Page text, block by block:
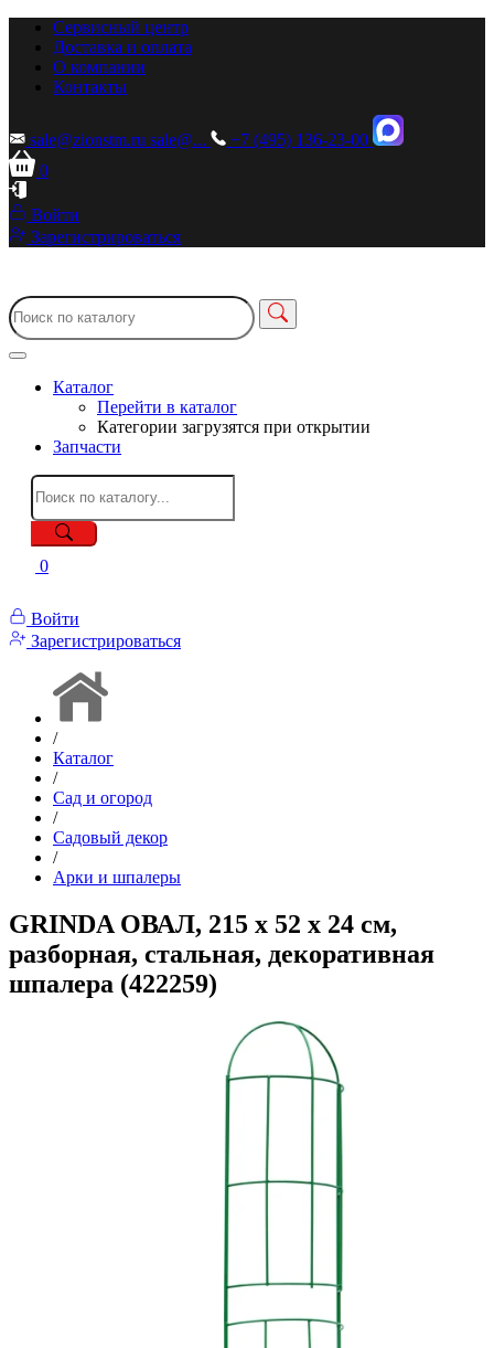
Сервисный центр
Доставка и оплата
О компании
Контакты
sale@zionstm.ru sale@...
+7 (495) 136-23-00
0
Войти
Зарегистрироваться
Каталог
Перейти в каталог
Категории загрузятся при открытии
Запчасти
0
Войти
Зарегистрироваться
/
Каталог
/
Сад и огород
/
Садовый декор
/
Арки и шпалеры
GRINDA ОВАЛ, 215 х 52 х 24 см,
разборная, стальная, декоративная
шпалера (422259)